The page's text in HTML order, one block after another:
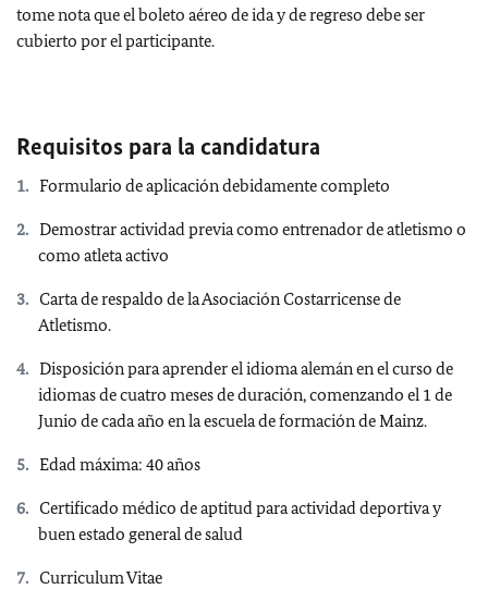
tome nota que el boleto aéreo de ida y de regreso debe ser
cubierto por el participante.
Requisitos para la candidatura
Formulario de aplicación debidamente completo
Demostrar actividad previa como entrenador de atletismo o
como atleta activo
Carta de respaldo de la Asociación Costarricense de
Atletismo.
Disposición para aprender el idioma alemán en el curso de
idiomas de cuatro meses de duración, comenzando el 1 de
Junio de cada año en la escuela de formación de Mainz.
Edad máxima: 40 años
Certificado médico de aptitud para actividad deportiva y
buen estado general de salud
Curriculum Vitae